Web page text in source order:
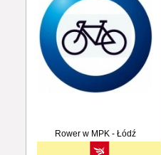
Rower w MPK - Łódź